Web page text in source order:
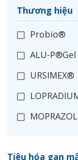
Thương hiệu
Probio®
ALU-P®Gel
URSIMEX®
SPARENIL®
Tiêu hóa gan